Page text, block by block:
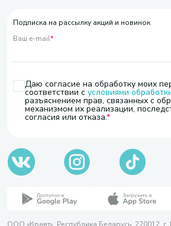
Подписка на рассылку акций и новинок
Ваш e-mail*
Даю согласие на обработку моих
соответствии с условиями
разъяснением прав, связанных с
механизмом их реализации,
согласия или отказа.